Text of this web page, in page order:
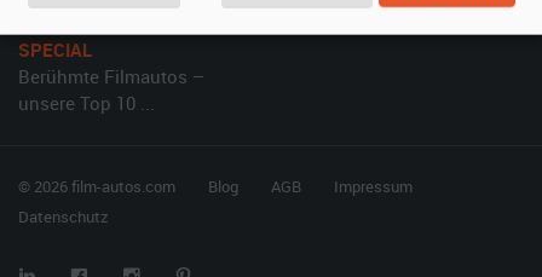
SPECIAL
Berühmte Filmautos –
unsere Top 10 ...
© 2026 film-autos.com Blog AGB
Impressum
Datenschutz